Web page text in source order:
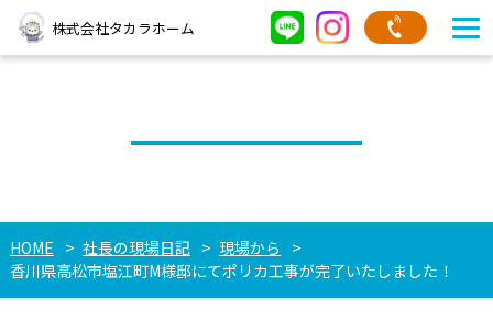
株式会社タカラホーム
HOME 社長の現場日記
現場から
香川県高松市塩江町M様邸にてポリカ工事が完了いたしました！